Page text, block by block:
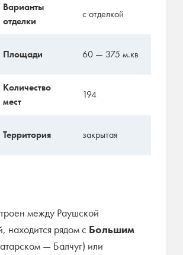
Варианты
отделки
с отделкой
Площади 60 — 375 м.кв
Количество
мест
194
Территория закрытая
между Раушской
находится рядом с Большим
— Балчуг) или